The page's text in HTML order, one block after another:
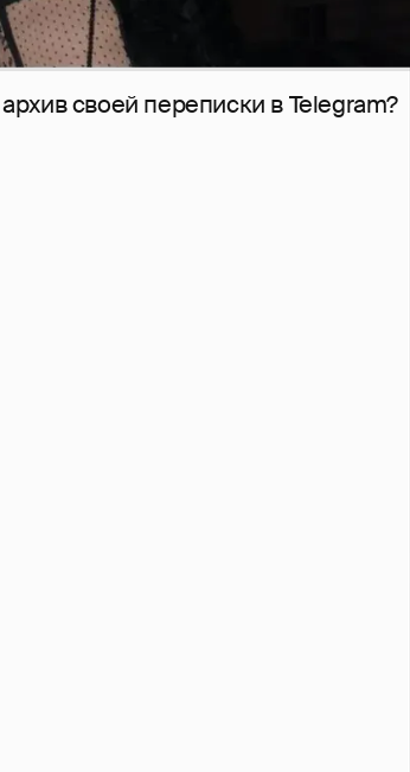
своей перeписки в Telegram?